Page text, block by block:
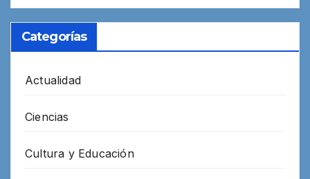
Categorías
Actualidad
Ciencias
Cultura y Educación